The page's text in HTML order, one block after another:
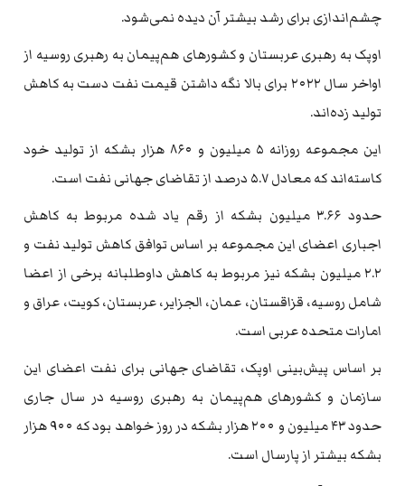
چشم‌اندازی برای رشد بیشتر آن دیده نمی‌شود.
اوپک به رهبری عربستان و کشورهای هم‌پیمان به رهبری روسیه از
اواخر سال ۲۰۲۲ برای بالا نگه داشتن قیمت نفت دست به کاهش
تولید زده‌اند.
این مجموعه روزانه ۵ میلیون و ۸۶۰ هزار بشکه از تولید خود
کاسته‌اند که معادل ۵.۷ درصد از تقاضای جهانی نفت است.
حدود ۳.۶۶ میلیون بشکه از رقم یاد شده مربوط به کاهش
اجباری اعضای این مجموعه بر اساس توافق کاهش تولید نفت و
۲.۲ میلیون بشکه نیز مربوط به کاهش داوطلبانه برخی از اعضا
شامل روسیه، قزاقستان، عمان، الجزایر، عربستان، کویت، عراق و
امارات متحده عربی است.
بر اساس پیش‌بینی اوپک، تقاضای جهانی برای نفت اعضای این
سازمان و کشورهای هم‌پیمان به رهبری روسیه در سال جاری
حدود ۴۳ میلیون و ۲۰۰ هزار بشکه در روز خواهد بود که ۹۰۰ هزار
بشکه بیشتر از پارسال است.